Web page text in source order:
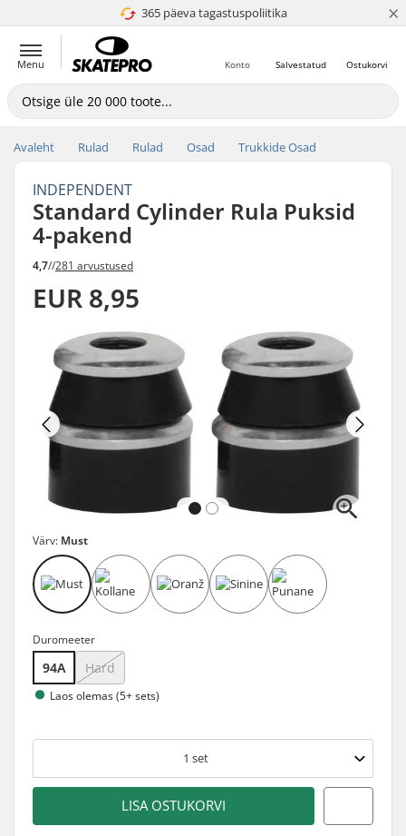
365 päeva tagastuspoliitika
4.8 paljaks 5 ×
Menu Ostukorvi
Salvestatud
Konto
Avaleht Rulad Rulad Osad Trukkide Osad
INDEPENDENT
Standard Cylinder Rula Puksid
4-pakend
4,7//281 arvustused
EUR 8,95
Värv: Must
Duromeeter
94A Hard
Laos olemas (5+ sets)
1 set
LISA OSTUKORVI